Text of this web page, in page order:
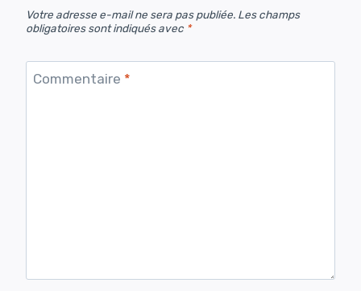
Votre adresse e-mail ne sera pas publiée. Les champs
obligatoires sont indiqués avec *
Commentaire *